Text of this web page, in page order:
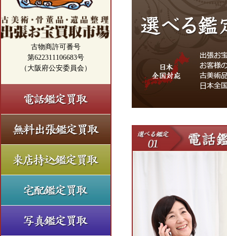
古物商許可番号
第622311106683号
（大阪府公安委員会）